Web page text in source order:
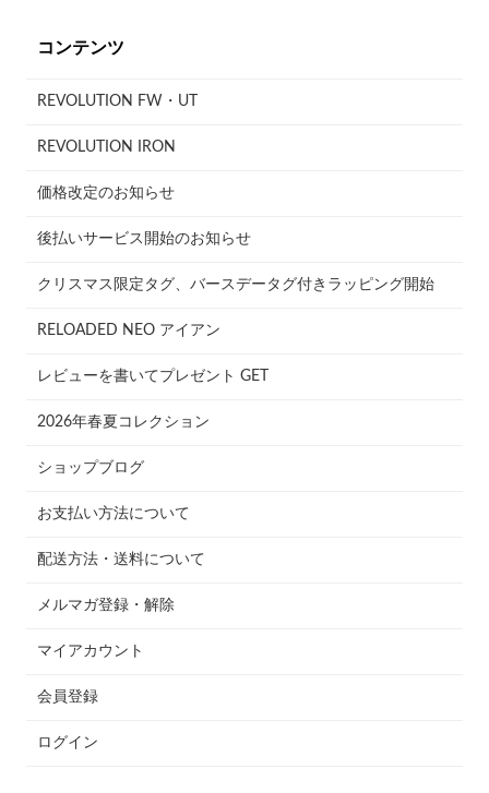
コンテンツ
REVOLUTION FW・UT
REVOLUTION IRON
価格改定のお知らせ
後払いサービス開始のお知らせ
クリスマス限定タグ、バースデータグ付きラッピング開始
RELOADED NEO アイアン
レビューを書いてプレゼント GET
2026年春夏コレクション
ショップブログ
お支払い方法について
配送方法・送料について
メルマガ登録・解除
マイアカウント
会員登録
ログイン